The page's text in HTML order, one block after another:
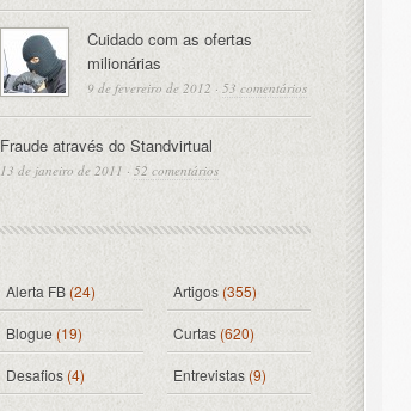
Cuidado com as ofertas
milionárias
9 de fevereiro de 2012 · 53 comentários
Fraude através do Standvirtual
13 de janeiro de 2011 · 52 comentários
Alerta FB(24) Artigos(355)
Blogue(19) Curtas (620)
Desafios (4) Entrevistas (9)